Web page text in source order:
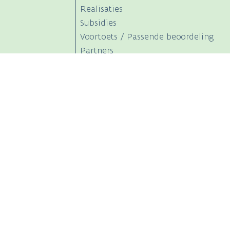
Realisaties
Subsidies
Voortoets / Passende beoordeling
Partners